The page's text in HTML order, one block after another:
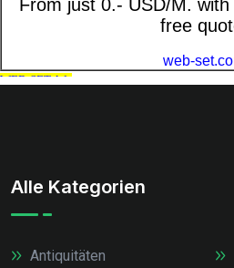
Alle Kategorien
Antiquitäten